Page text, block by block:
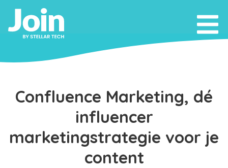
Confluence Marketing, dé
influencer
marketingstrategie voor je
content